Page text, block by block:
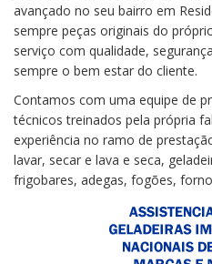
avançado no seu bairro em
sempre peças originais do
serviço com qualidade,
sempre o bem estar do cliente.
Contamos com uma equipe de
técnicos treinados pela própria
experiência no ramo de
lavar, secar e lava e seca,
frigobares, adegas, fogões,